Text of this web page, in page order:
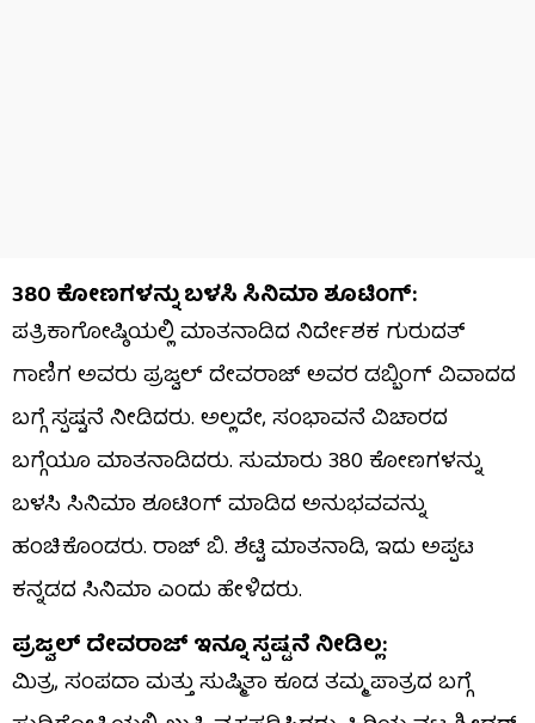
380 ಕೋಣಗಳನ್ನು ಬಳಸಿ ಸಿನಿಮಾ ಶೂಟಿಂಗ್:
ಪತ್ರಿಕಾಗೋಷ್ಠಿಯಲ್ಲಿ ಮಾತನಾಡಿದ ನಿರ್ದೇಶಕ ಗುರುದತ್
ಗಾಣಿಗ ಅವರು ಪ್ರಜ್ವಲ್ ದೇವರಾಜ್ ಅವರ ಡಬ್ಬಿಂಗ್ ವಿವಾದದ
ಬಗ್ಗೆ ಸ್ಪಷ್ಟನೆ ನೀಡಿದರು. ಅಲ್ಲದೇ, ಸಂಭಾವನೆ ವಿಚಾರದ
ಬಗ್ಗೆಯೂ ಮಾತನಾಡಿದರು. ಸುಮಾರು 380 ಕೋಣಗಳನ್ನು
ಬಳಸಿ ಸಿನಿಮಾ ಶೂಟಿಂಗ್ ಮಾಡಿದ ಅನುಭವವನ್ನು
ಹಂಚಿಕೊಂಡರು. ರಾಜ್ ಬಿ. ಶೆಟ್ಟಿ ಮಾತನಾಡಿ, ಇದು ಅಪ್ಪಟ
ಕನ್ನಡದ ಸಿನಿಮಾ ಎಂದು ಹೇಳಿದರು.
ಪ್ರಜ್ವಲ್ ದೇವರಾಜ್ ಇನ್ನೂ ಸ್ಪಷ್ಟನೆ ನೀಡಿಲ್ಲ:
ಮಿತ್ರ, ಸಂಪದಾ ಮತ್ತು ಸುಷ್ಮಿತಾ ಕೂಡ ತಮ್ಮ ಪಾತ್ರದ ಬಗ್ಗೆ